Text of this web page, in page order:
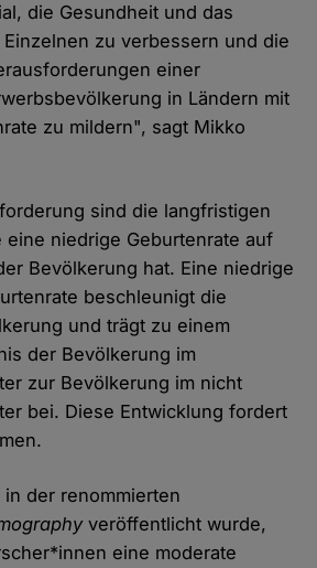
die Gesundheit und das
zu verbessern und die
einer
in Ländern mit
zu mildern", sagt Mikko
sind die langfristigen
niedrige Geburtenrate auf
Bevölkerung hat. Eine niedrige
beschleunigt die
und trägt zu einem
der Bevölkerung im
zur Bevölkerung im nicht
bei. Diese Entwicklung fordert
der renommierten
veröffentlicht wurde,
eine moderate